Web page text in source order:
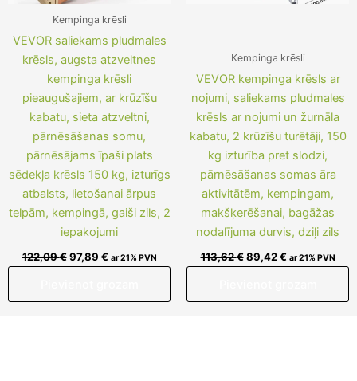
Kempinga krēsli
VEVOR saliekams pludmales
krēsls, augsta atzveltnes
kempinga krēsli
pieaugušajiem, ar krūzīšu
kabatu, sieta atzveltni,
pārnēsāšanas somu,
pārnēsājams īpaši plats
sēdekļa krēsls 150 kg, izturīgs
atbalsts, lietošanai ārpus
telpām, kempingā, gaiši zils, 2
iepakojumi
122,09€ 97,89 € ar 21% PVN
Kempinga krēsli
VEVOR kempinga krēsls ar
nojumi, saliekams pludmales
krēsls ar nojumi un žurnāla
kabatu, 2 krūzīšu turētāji, 150
kg izturība pret slodzi,
pārnēsāšanas somas āra
aktivitātēm, kempingam,
makšķerēšanai, bagāžas
nodalījuma durvis, dziļi zils
113,62€ 89,42€ ar 21% PVN